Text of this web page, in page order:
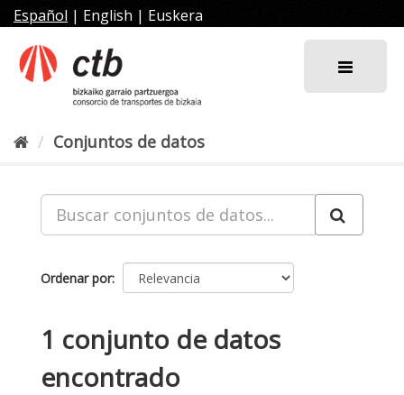
al
contenido
Español | English | Euskera
Conjuntos de datos
Ordenar por
1 conjunto de datos
encontrado